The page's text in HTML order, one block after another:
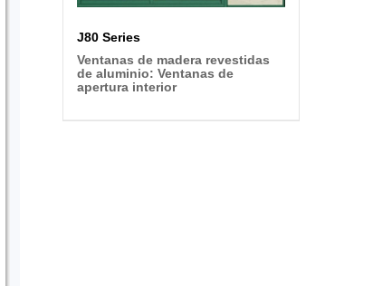
J80 Series
Ventanas de madera revestidas
de aluminio: Ventanas de
apertura interior